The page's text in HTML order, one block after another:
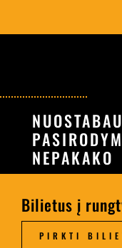
NEPAKAKO
Bilietus į
PIRKTI